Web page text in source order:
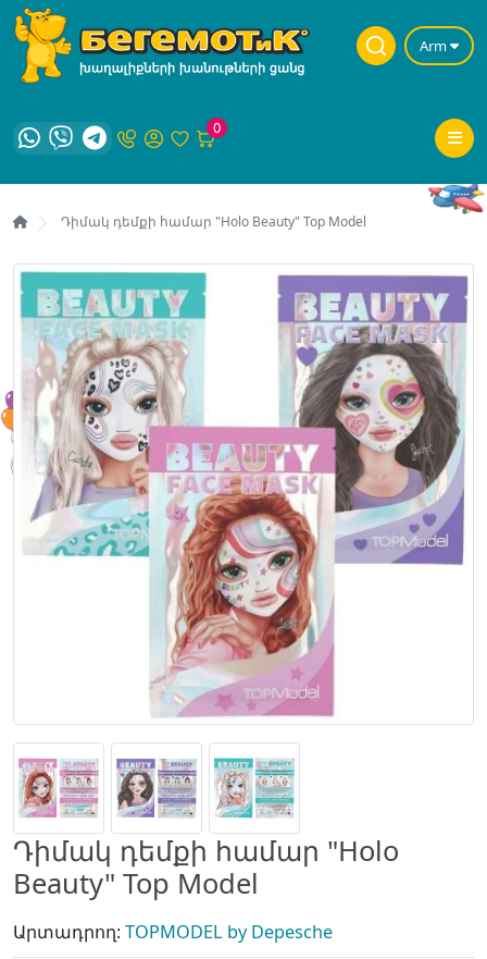
Arm
0
Դիմակ դեմքի համար "Holo Beauty" Top Model
Դիմակ դեմքի համար "Holo
Beauty" Top Model
Արտադրող: TOPMODEL by Depesche